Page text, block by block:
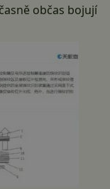
občas bojují